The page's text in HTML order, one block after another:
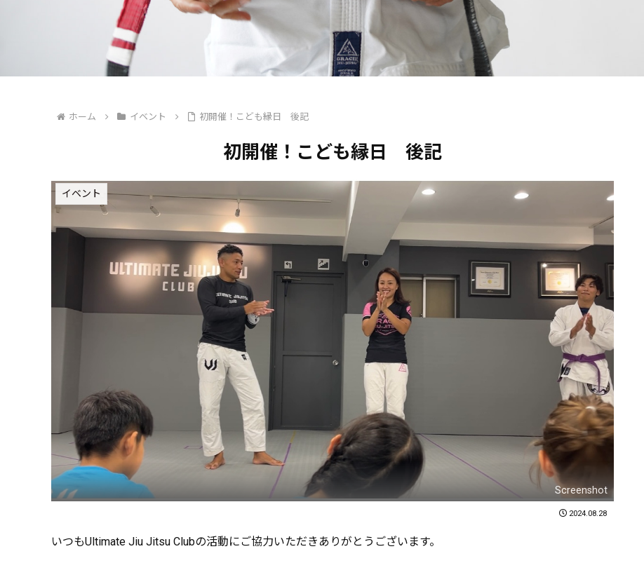
ホーム イベント 初開催！こども縁日 後記
初開催！こども縁日 後記
イベント
Screenshot
2024.08.28
いつもUltimate Jiu Jitsu Clubの活動にご協力いただきありがとうございます。